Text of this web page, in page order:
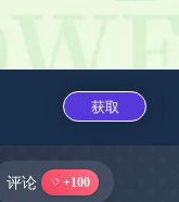
获取
评论 +100